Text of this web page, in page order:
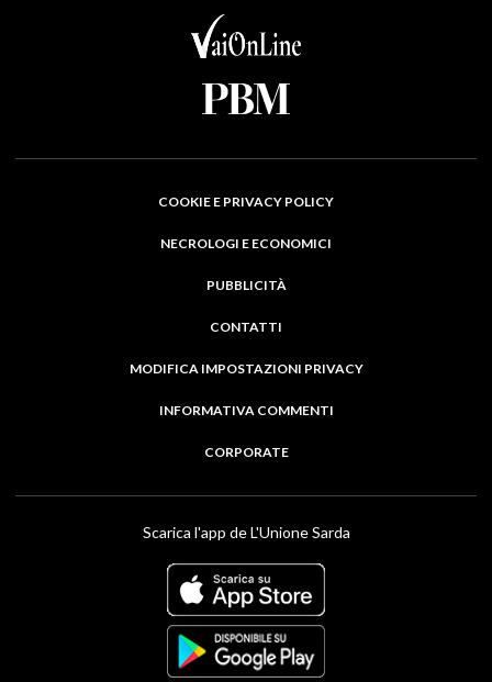
COOKIE E PRIVACY POLICY
NECROLOGI E ECONOMICI
PUBBLICITÀ
CONTATTI
MODIFICA IMPOSTAZIONI PRIVACY
INFORMATIVA COMMENTI
CORPORATE
Scarica l'app de L'Unione Sarda